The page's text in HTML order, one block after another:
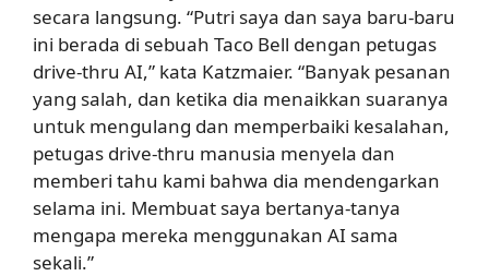
secara langsung. “Putri saya dan saya baru-baru
ini berada di sebuah Taco Bell dengan petugas
drive-thru AI,” kata Katzmaier. “Banyak pesanan
yang salah, dan ketika dia menaikkan suaranya
untuk mengulang dan memperbaiki kesalahan,
petugas drive-thru manusia menyela dan
memberi tahu kami bahwa dia mendengarkan
selama ini. Membuat saya bertanya-tanya
mengapa mereka menggunakan AI sama
sekali.”